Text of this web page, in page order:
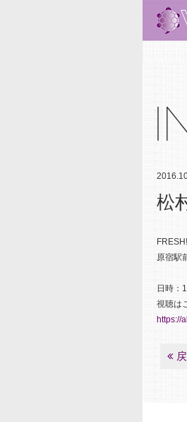
松
原宿駅
日時：
視聴は
https://